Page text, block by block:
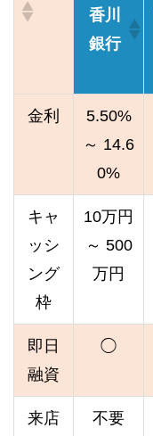
香川
銀行
金利
5.50%
～ 14.6
0%
キャ
ッシ
ング
枠
10万円
～ 500
万円
即日
融資
◯
来店 不要